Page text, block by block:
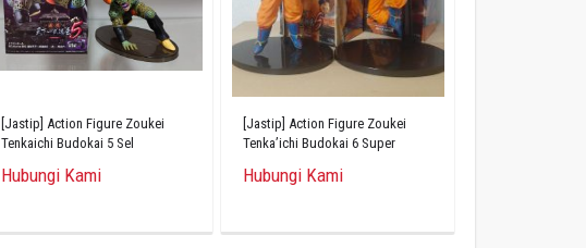
[Jastip] Action Figure Zoukei
Tenkaichi Budokai 5 Sel
Hubungi Kami
[Jastip] Action Figure Zoukei
Tenka’ichi Budokai 6 Super
Hubungi Kami